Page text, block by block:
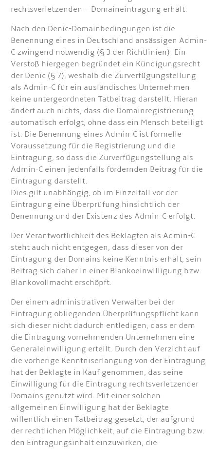
rechtsverletzenden – Domaineintragung erhält.
Nach den Denic-Domainbedingungen ist die
Benennung eines in Deutschland ansässigen Admin-
C zwingend notwendig (§ 3 der Richtlinien). Ein
Verstoß hiergegen begründet ein Kündigungsrecht
der Denic (§ 7), weshalb die Zurverfügungstellung
als Admin-C für ein ausländisches Unternehmen
keine untergeordneten Tatbeitrag darstellt. Hieran
ändert auch nichts, dass die Domainregistrierung
automatisch erfolgt, ohne dass ein Mensch beteiligt
ist. Die Benennung eines Admin-C ist formelle
Voraussetzung für die Registrierung und die
Eintragung, so dass die Zurverfügungstellung als
Admin-C einen jedenfalls fördernden Beitrag für die
Eintragung darstellt.
Dies gilt unabhängig, ob im Einzelfall vor der
Eintragung eine Überprüfung hinsichtlich der
Benennung und der Existenz des Admin-C erfolgt.
Der Verantwortlichkeit des Beklagten als Admin-C
steht auch nicht entgegen, dass dieser von der
Eintragung der Domains keine Kenntnis erhält, sein
Beitrag sich daher in einer Blankoeinwilligung bzw.
Blankovollmacht erschöpft.
Der einem administrativen Verwalter bei der
Eintragung obliegenden Überprüfungspflicht kann
sich dieser nicht dadurch entledigen, dass er dem
die Eintragung vornehmenden Unternehmen eine
Generaleinwilligung erteilt. Durch den Verzicht auf
die vorherige Kenntniserlangung von der Eintragung
hat der Beklagte in Kauf genommen, das seine
Einwilligung für die Eintragung rechtsverletzender
Domains genutzt wird. Mit einer solchen
allgemeinen Einwilligung hat der Beklagte
willentlich einen Tatbeitrag gesetzt, der aufgrund
der rechtlichen Möglichkeit, auf die Eintragung bzw.
den Eintragungsinhalt einzuwirken, die